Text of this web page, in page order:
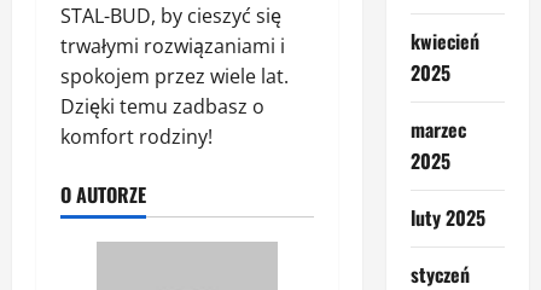
STAL-BUD, by cieszyć się
trwałymi rozwiązaniami i
spokojem przez wiele lat.
Dzięki temu zadbasz o
komfort rodziny!
O AUTORZE
kwiecień
2025
marzec
2025
luty 2025
styczeń